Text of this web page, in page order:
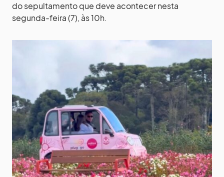
do sepultamento que deve acontecer nesta
segunda-feira (7), às 10h.